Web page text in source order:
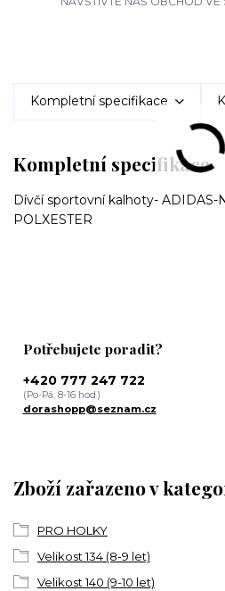
Kompletní specifikace
Kompletní specifikace
Dívčí sportovní kalhoty- ADIDAS-
POLXESTER
Zboží zařazeno v
PRO HOLKY
Velikost 134 (8-9 let)
Velikost 140 (9-10 let)
Potřebujete poradit?
+420 777 247 722
(Po-Pá, 8-16 hod.)
dorashopp@seznam.cz